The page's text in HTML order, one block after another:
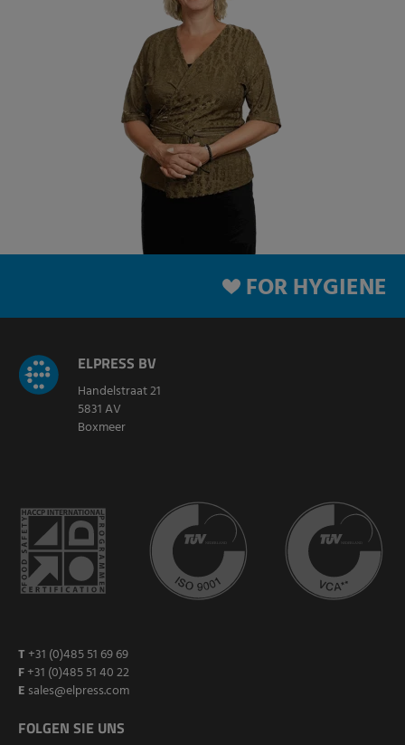
FOR HYGIENE
ELPRESS BV
Handelstraat 21
5831 AV
Boxmeer
T +31 (0)485 51 69 69
F+31 (0)485 51 40 22
E sales@elpress.com
FOLGEN SIE UNS